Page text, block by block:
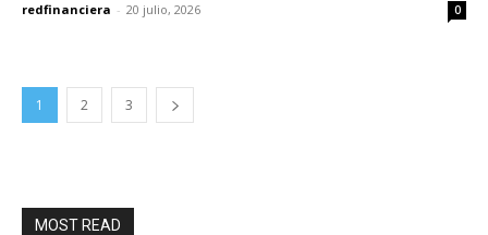
redfinanciera - 20 julio, 2026 0
1 2 3
MOST READ